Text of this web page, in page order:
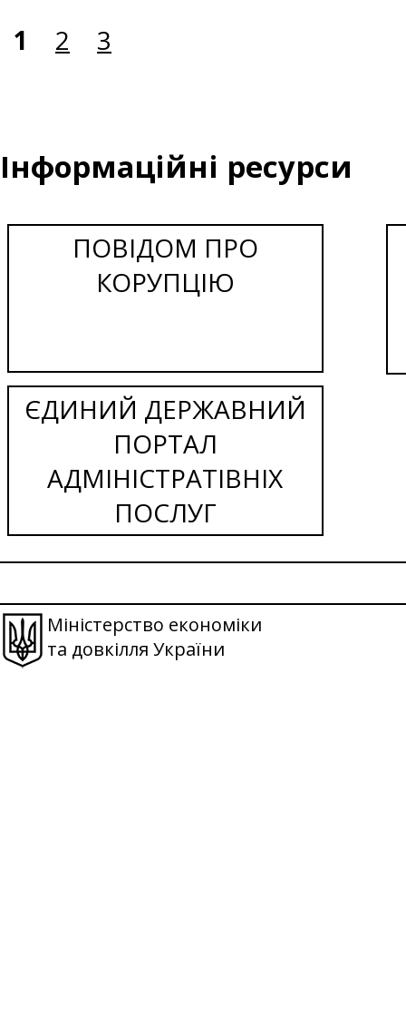
1 2 3
Інформаційні ресурси
ПОВІДОМ ПРО
КОРУПЦІЮ
ЄДИНИЙ ДЕРЖАВНИЙ
ПОРТАЛ
АДМІНІСТРАТІВНІХ
ПОСЛУГ
Міністерство економіки
та довкілля України